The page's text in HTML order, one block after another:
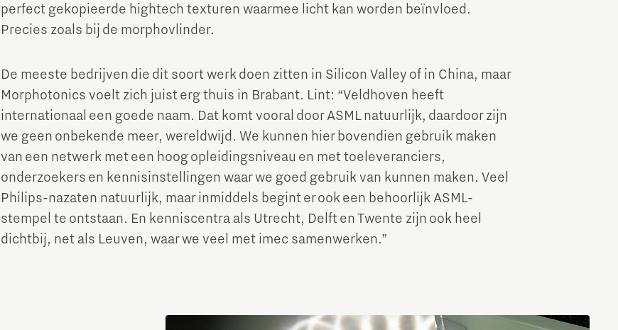
perfect gekopieerde hightech texturen waarmee licht kan worden beïnvloed.
Precies zoals bij de morphovlinder.
De meeste bedrijven die dit soort werk doen zitten in Silicon Valley of in China, maar
Morphotonics voelt zich juist erg thuis in Brabant. Lint: “Veldhoven heeft
internationaal een goede naam. Dat komt vooral door ASML natuurlijk, daardoor zijn
we geen onbekende meer, wereldwijd. We kunnen hier bovendien gebruik maken
van een netwerk met een hoog opleidingsniveau en met toeleveranciers,
onderzoekers en kennisinstellingen waar we goed gebruik van kunnen maken. Veel
Philips-nazaten natuurlijk, maar inmiddels begint er ook een behoorlijk ASML-
stempel te ontstaan. En kenniscentra als Utrecht, Delft en Twente zijn ook heel
dichtbij, net als Leuven, waar we veel met imec samenwerken.”